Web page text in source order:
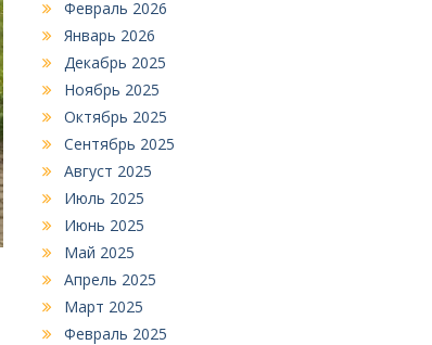
Февраль 2026
Январь 2026
Декабрь 2025
Ноябрь 2025
Октябрь 2025
Сентябрь 2025
Август 2025
Июль 2025
Июнь 2025
Май 2025
Апрель 2025
Март 2025
Февраль 2025